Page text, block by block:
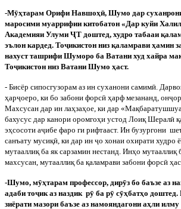
-Мӯҳтарам Орифи Навшоҳӣ, Шумо дар
маросими муаррифии китобатон «Дар куйи
Академияи Улуми ҶТ доштед, худро табааи
эълон кардед. Тоҷикистон низ қаламрави ҳамин
нахуст ташрифи Шуморо ба Ватани худ хайра
Тоҷикистон низ Ватани Шумо ҳаст.
- Бисёр сипосгузорам аз ин суханони самимӣ .
ҳарҷоеро, ки бо забони форсӣ ҳарф мезананд, онҷ
Махсусан дар ин лаҳзаҳое, ки дар
бахусус дар канори оромгоҳи устод Лоиқ Шералӣ
эҳсосоти аҷибе фаро ги рифтааст. Ин бузургони
санъату мусиқӣ , ки дар ин ҷо хонаи охирати худро
мутааллиқ ба як сарзамин нестанд. Инҳо мутааллиқ
махсусан, мутааллиқ ба қаламрави забони форсӣ
-Шумо, мӯҳтарам профессор, дирӯз бо баъзе аз
адаби тоҷик аз наздик рӯ ба рӯ сӯҳбатҳо
зиёрати мазори баъзе аз намояндагони аҳли